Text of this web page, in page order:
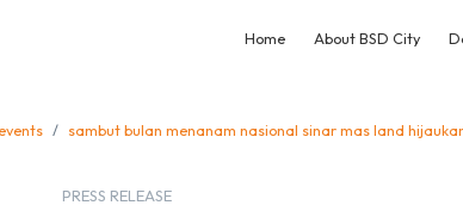
Home About BSD City
sambut bulan menanam nasional sinar mas land
PRESS RELEASE